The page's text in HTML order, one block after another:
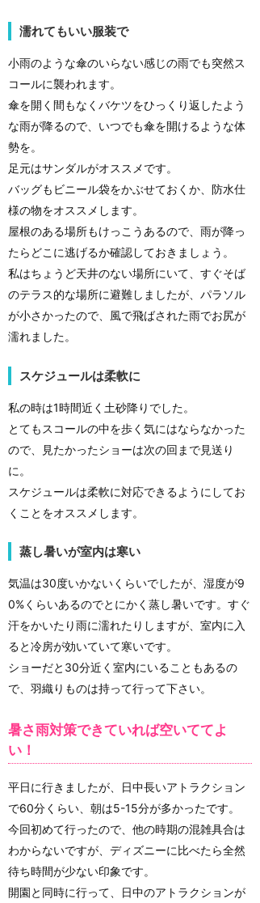
濡れてもいい服装で
小雨のような傘のいらない感じの雨でも突然ス
コールに襲われます。
傘を開く間もなくバケツをひっくり返したよう
な雨が降るので、いつでも傘を開けるような体
勢を。
足元はサンダルがオススメです。
バッグもビニール袋をかぶせておくか、防水仕
様の物をオススメします。
屋根のある場所もけっこうあるので、雨が降っ
たらどこに逃げるか確認しておきましょう。
私はちょうど天井のない場所にいて、すぐそば
のテラス的な場所に避難しましたが、パラソル
が小さかったので、風で飛ばされた雨でお尻が
濡れました。
スケジュールは柔軟に
私の時は1時間近く土砂降りでした。
とてもスコールの中を歩く気にはならなかった
ので、見たかったショーは次の回まで見送り
に。
スケジュールは柔軟に対応できるようにしてお
くことをオススメします。
蒸し暑いが室内は寒い
気温は30度いかないくらいでしたが、湿度が9
0%くらいあるのでとにかく蒸し暑いです。すぐ
汗をかいたり雨に濡れたりしますが、室内に入
ると冷房が効いていて寒いです。
ショーだと30分近く室内にいることもあるの
で、羽織りものは持って行って下さい。
暑さ雨対策できていれば空いててよ
い！
平日に行きましたが、日中長いアトラクション
で60分くらい、朝は5-15分が多かったです。
今回初めて行ったので、他の時期の混雑具合は
わからないですが、ディズニーに比べたら全然
待ち時間が少ない印象です。
開園と同時に行って、日中のアトラクションが